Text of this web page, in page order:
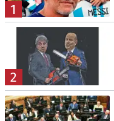
1
2